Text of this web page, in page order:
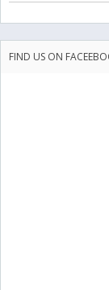
FIND US ON